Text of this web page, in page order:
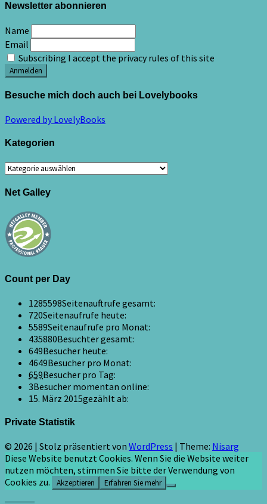
Newsletter abonnieren
Name
Email
Subscribing I accept the privacy rules of this site
Besuche mich doch auch bei Lovelybooks
Powered by LovelyBooks
Kategorien
Kategorien
Net Galley
Count per Day
1285598Seitenauftrufe gesamt:
720Seitenaufrufe heute:
5589Seitenaufrufe pro Monat:
435880Besuchter gesamt:
649Besucher heute:
4649Besucher pro Monat:
659Besucher pro Tag:
3Besucher momentan online:
15. März 2015gezählt ab:
Private Statistik
© 2026 | Stolz präsentiert von WordPress | Theme: Nisarg
Diese Website benutzt Cookies. Wenn Sie die Website weiter
nutzen möchten, stimmen Sie bitte der Verwendung von
Cookies zu.
Akzeptieren Erfahren Sie mehr